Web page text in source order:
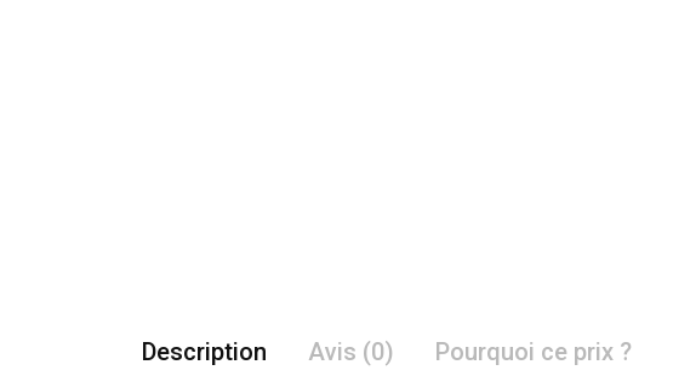
Description Avis (0) Pourquoi ce prix ?